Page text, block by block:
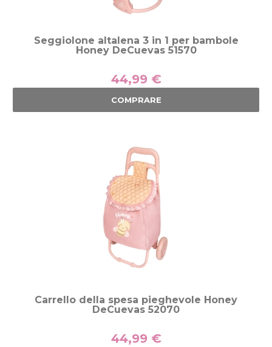
Seggiolone altalena 3 in 1 per bambole
Honey DeCuevas 51570
44,99 €
COMPRARE
Carrello della spesa pieghevole Honey
DeCuevas 52070
44,99 €